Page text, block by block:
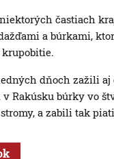
niektorých častiach
a búrkami,
dňoch zažili aj
Rakúsku búrky vo
a zabili tak